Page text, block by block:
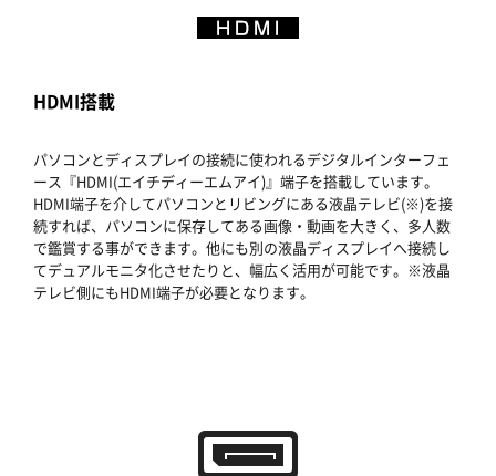
HDMI搭載
パソコンとディスプレイの接続に使われるデジタルインターフェ
ース『HDMI(エイチディーエムアイ)』端子を搭載しています。
HDMI端子を介してパソコンとリビングにある液晶テレビ(※)を接
続すれば、パソコンに保存してある画像・動画を大きく、多人数
で鑑賞する事ができます。他にも別の液晶ディスプレイへ接続し
てデュアルモニタ化させたりと、幅広く活用が可能です。※液晶
テレビ側にもHDMI端子が必要となります。